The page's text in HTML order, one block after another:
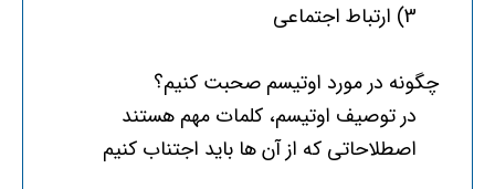
3) ارتباط اجتماعی
چگونه در مورد اوتیسم صحبت کنیم؟
در توصیف اوتیسم، کلمات مهم هستند
اصطلاحاتی که از آن ها باید اجتناب کنیم